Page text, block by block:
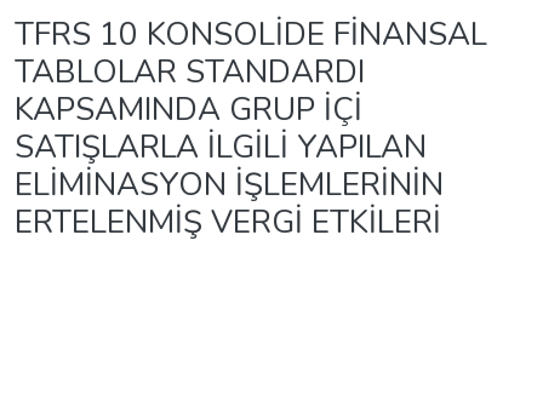
TFRS 10 KONSOLİDE FİNANSAL
TABLOLAR STANDARDI
KAPSAMINDA GRUP İÇİ
SATIŞLARLA İLGİLİ YAPILAN
ELİMİNASYON İŞLEMLERİNİN
ERTELENMİŞ VERGİ ETKİLERİ